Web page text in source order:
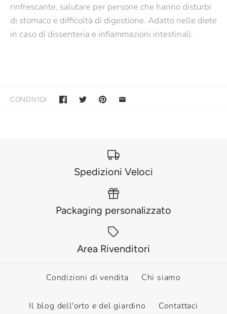
rinfrescante, salutare per persone che hanno disturbi
di stomaco e difficoltà di digestione. Adatto nelle diete
in caso di dissenteria e infiammazioni intestinali.
CONDIVIDI
Spedizioni Veloci
Packaging personalizzato
Area Rivenditori
Condizioni di vendita Chi siamo
Il blog dell'orto e del giardino Contattaci